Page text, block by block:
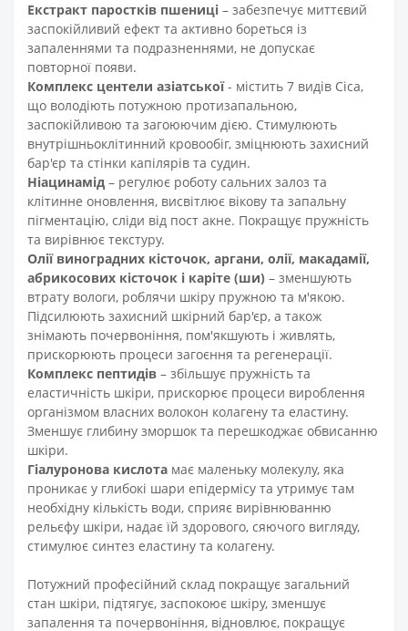
Екстракт паростків пшениці – забезпечує миттєвий
заспокійливий ефект та активно бореться із
запаленнями та подразненнями, не допускає
повторної появи.
Комплекс центели азіатської- містить 7 видів Cica,
що володіють потужною протизапальною,
заспокійливою та загоюючим дією. Стимулюють
внутрішньоклітинний кровообіг, зміцнюють захисний
бар'єр та стінки капілярів та судин.
Ніацинамід – регулює роботу сальних залоз та
клітинне оновлення, висвітлює вікову та запальну
пігментацію, сліди від пост акне. Покращує пружність
та вирівнює текстуру.
Олії виноградних кісточок, аргани, олії, макадамії,
абрикосових кісточок і каріте (ши) – зменшують
втрату вологи, роблячи шкіру пружною та м'якою.
Підсилюють захисний шкірний бар'єр, а також
знімають почервоніння, пом'якшують і живлять,
прискорюють процеси загоєння та регенерації.
Комплекс пептидів – збільшує пружність та
еластичність шкіри, прискорює процеси вироблення
організмом власних волокон колагену та еластину.
Зменшує глибину зморшок та перешкоджає обвисанню
шкіри.
Гіалуронова кислота має маленьку молекулу, яка
проникає у глибокі шари епідермісу та утримує там
необхідну кількість води, сприяє вирівнюванню
рельєфу шкіри, надає їй здорового, сяючого вигляду,
стимулює синтез еластину та колагену.
Потужний професійний склад покращує загальний
стан шкіри, підтягує, заспокоює шкіру, зменшує
запалення та почервоніння, відновлює, покращує